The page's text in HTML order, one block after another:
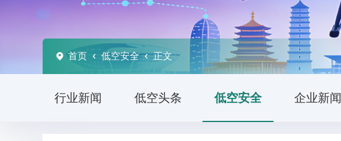
行业新闻 低空头条 低空安全 企业新闻
首页 低空安全 正文